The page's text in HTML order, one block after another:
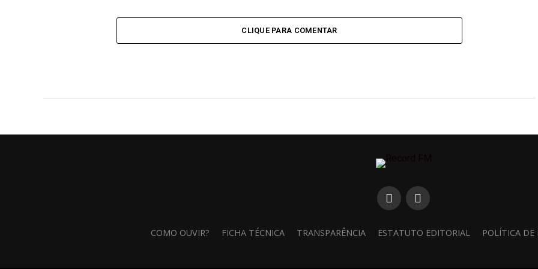
CLIQUE PARA COMENTAR
COMO OUVIR? FICHA TÉCNICA TRANSPARÊNCIA ESTATUTO EDITORIAL POLÍTICA DE